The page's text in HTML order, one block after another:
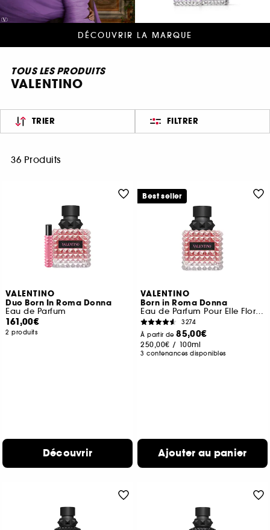
DÉCOUVRIR LA MARQUE
TOUS LES PRODUITS
VALENTINO
TRIER FILTRER
36 Produits
VALENTINO
Duo Born In Roma Donna
Eau de Parfum
161,00€
2 produits
Découvrir
VALENTINO
Born in Roma Donna
Eau de Parfum Pour Elle Florale Ambrée Boisée
3274
À partir de85,00€
250,00€ / 100ml
3 contenances disponibles
Ajouter au panier
Best seller